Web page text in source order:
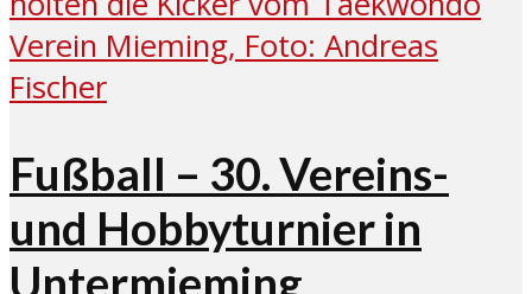
Fußball – 30. Vereins-
und Hobbyturnier in
Untermieming